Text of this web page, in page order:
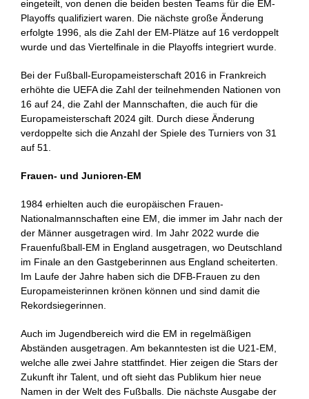
eingeteilt, von denen die beiden besten Teams für die EM-
Playoffs qualifiziert waren. Die nächste große Änderung
erfolgte 1996, als die Zahl der EM-Plätze auf 16 verdoppelt
wurde und das Viertelfinale in die Playoffs integriert wurde.
Bei der Fußball-Europameisterschaft 2016 in Frankreich
erhöhte die UEFA die Zahl der teilnehmenden Nationen von
16 auf 24, die Zahl der Mannschaften, die auch für die
Europameisterschaft 2024 gilt. Durch diese Änderung
verdoppelte sich die Anzahl der Spiele des Turniers von 31
auf 51.
Frauen- und Junioren-EM
1984 erhielten auch die europäischen Frauen-
Nationalmannschaften eine EM, die immer im Jahr nach der
der Männer ausgetragen wird. Im Jahr 2022 wurde die
Frauenfußball-EM in England ausgetragen, wo Deutschland
im Finale an den Gastgeberinnen aus England scheiterten.
Im Laufe der Jahre haben sich die DFB-Frauen zu den
Europameisterinnen krönen können und sind damit die
Rekordsiegerinnen.
Auch im Jugendbereich wird die EM in regelmäßigen
Abständen ausgetragen. Am bekanntesten ist die U21-EM,
welche alle zwei Jahre stattfindet. Hier zeigen die Stars der
Zukunft ihr Talent, und oft sieht das Publikum hier neue
Namen in der Welt des Fußballs. Die nächste Ausgabe der